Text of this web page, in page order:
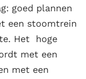
goed plannen
een stoomtrein
Het hoge
met een
met een